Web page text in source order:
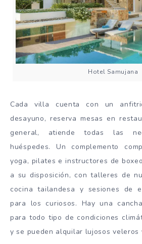
Hotel Samujana
Cada villa cuenta con un
desayuno, reserva mesas en
general, atiende todas las
huéspedes. Un complemento
yoga, pilates e instructores de
a su disposición, con talleres de
cocina tailandesa y sesiones de
para los curiosos. Hay una
para todo tipo de condiciones
y se pueden alquilar lujosos veleros